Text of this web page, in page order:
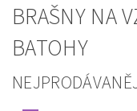
BRAŠNY NA
BATOHY